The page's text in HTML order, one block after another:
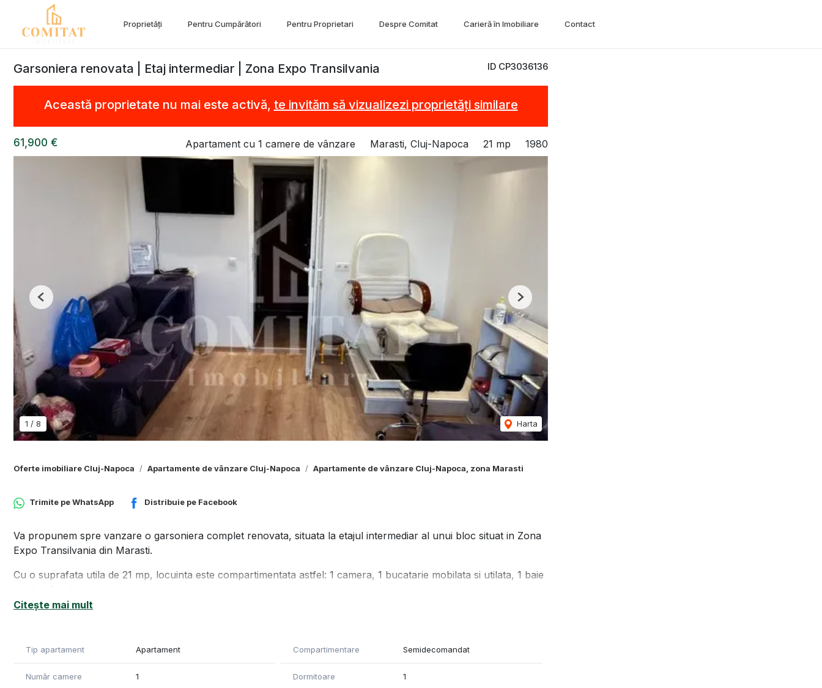
Proprietăți Pentru Cumpărători Pentru Proprietari Despre Comitat Carieră în Imobiliare Contact
ID CP3036136
Garsoniera renovata | Etaj intermediar | Zona Expo Transilvania
Această proprietate nu mai este activă, te invităm să vizualizezi proprietăți similare
61,900 € Apartament cu 1 camere de vânzare Marasti, Cluj-Napoca 21 mp 1980
1 / 8 Harta
Previous Next
Oferte imobiliare Cluj-Napoca Apartamente de vânzare Cluj-Napoca Apartamente de vânzare Cluj-Napoca, zona Marasti
Trimite peWhatsApp Distribuie pe Facebook
Va propunem spre vanzare o garsoniera complet renovata, situata la etajul intermediar al unui bloc situat in Zona
Expo Transilvania din Marasti.
Cu o suprafata utila de 21 mp, locuinta este compartimentata astfel: 1 camera, 1 bucatarie mobilata si utilata, 1 baie
Finisajele sunt moderne, au fost schimbate integral instalatiile electrice si sanitare, astfel este o optiune ideala atat
Pentru informatii suplimentare si vizionari va stam cu drag la dispozitie!
Citește mai mult
Tip apartament Apartament Compartimentare Semidecomandat
Număr camere 1 Dormitoare 1